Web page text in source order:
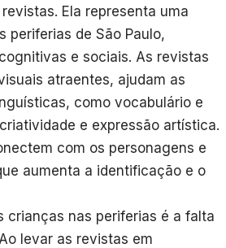
Ela representa uma
periferias de São Paulo,
e sociais. As revistas
atraentes, ajudam as
como vocabulário e
e expressão artística.
com os personagens e
aumenta a identificação e o
crianças nas periferias é a falta
levar as revistas em